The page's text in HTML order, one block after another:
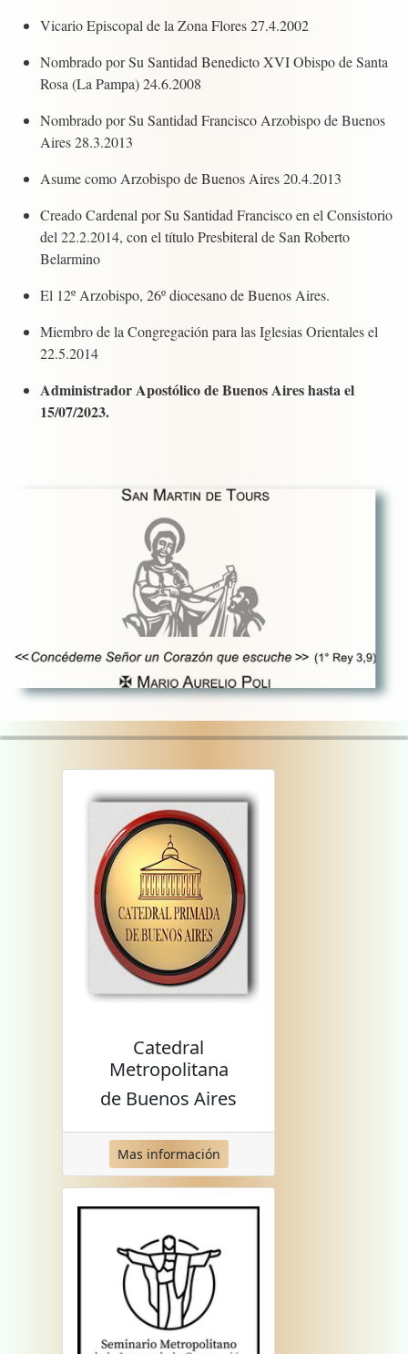
Vicario Episcopal de la Zona Flores 27.4.2002
Nombrado por Su Santidad Benedicto XVI Obispo de Santa
Rosa (La Pampa) 24.6.2008
Nombrado por Su Santidad Francisco Arzobispo de Buenos
Aires 28.3.2013
Asume como Arzobispo de Buenos Aires 20.4.2013
Creado Cardenal por Su Santidad Francisco en el Consistorio
del 22.2.2014, con el título Presbiteral de San Roberto
Belarmino
El 12º Arzobispo, 26º diocesano de Buenos Aires.
Miembro de la Congregación para las Iglesias Orientales el
22.5.2014
Administrador Apostólico de Buenos Aires hasta el
15/07/2023.
Catedral
Metropolitana
de Buenos Aires
Mas información